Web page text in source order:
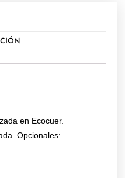
en Ecocuer.
Opcionales: